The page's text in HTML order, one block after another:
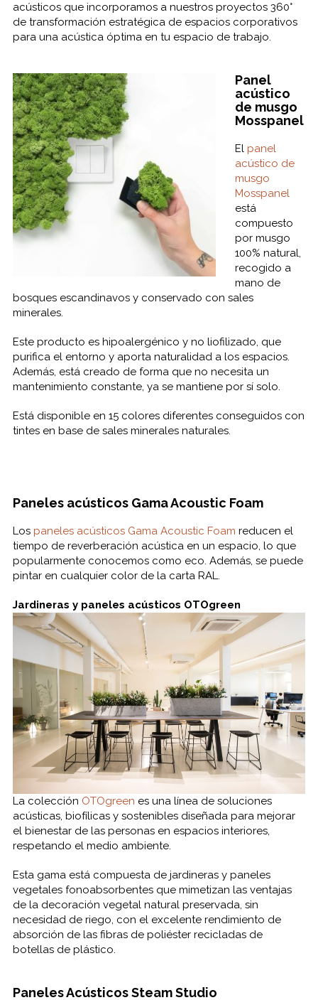
acústicos que incorporamos a nuestros proyectos 360°
de transformación estratégica de espacios corporativos
para una acústica óptima en tu espacio de trabajo.
Panel
acústico
de musgo
Mosspanel
El panel
acústico de
musgo
Mosspanel
está
compuesto
por musgo
100% natural,
recogido a
mano de
bosques escandinavos y conservado con sales
minerales.
Este producto es hipoalergénico y no liofilizado, que
purifica el entorno y aporta naturalidad a los espacios. ​
Además, está creado de forma que no necesita un
mantenimiento constante, ya se mantiene por sí solo.
Está disponible en 15 colores diferentes conseguidos con
tintes en base de sales minerales naturales.
Paneles acústicos Gama Acoustic Foam
Los paneles acústicos Gama Acoustic Foam reducen el
tiempo de reverberación acústica en un espacio, lo que
popularmente conocemos como eco. Además, se puede
pintar en cualquier color de la carta RAL.
Jardineras y paneles acústicos OTOgreen
La colección OTOgreen es una línea de soluciones
acústicas, biofílicas y sostenibles diseñada para mejorar
el bienestar de las personas en espacios interiores,
respetando el medio ambiente.
Esta gama está compuesta de jardineras y paneles
vegetales fonoabsorbentes que mimetizan las ventajas
de la decoración vegetal natural preservada, sin
necesidad de riego, con el excelente rendimiento de
absorción de las fibras de poliéster recicladas de
botellas de plástico.
Paneles Acústicos Steam Studio